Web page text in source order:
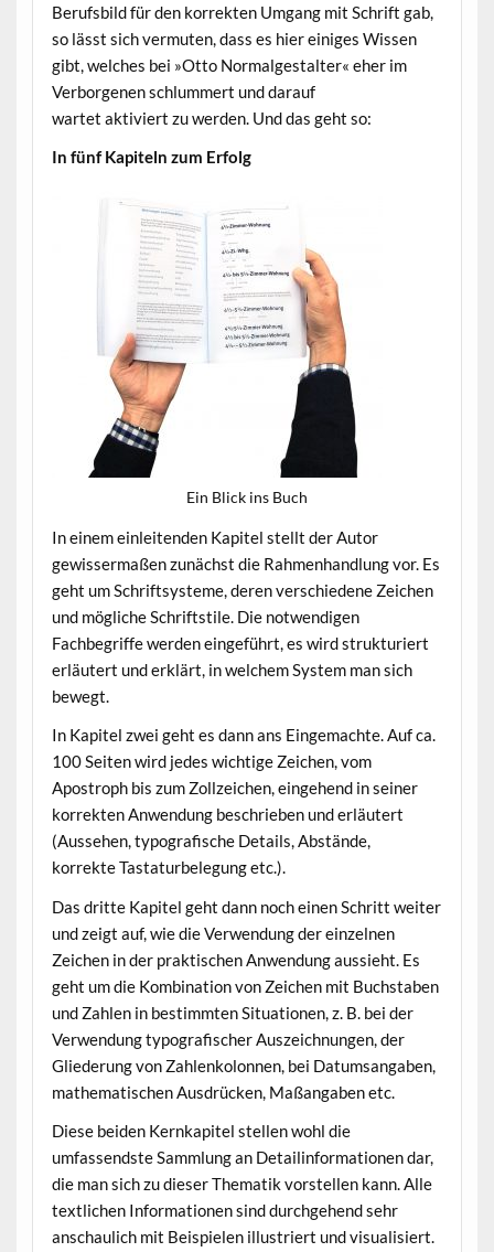
Berufsbild für den korrekten Umgang mit Schrift gab,
so lässt sich vermuten, dass es hier einiges Wissen
gibt, welches bei »Otto Normalgestalter« eher im
Verborgenen schlummert und darauf
wartet aktiviert zu werden. Und das geht so:
In fünf Kapiteln zum Erfolg
Ein Blick ins Buch
In einem einleitenden Kapitel stellt der Autor
gewissermaßen zunächst die Rahmenhandlung vor. Es
geht um Schriftsysteme, deren verschiedene Zeichen
und mögliche Schriftstile. Die notwendigen
Fachbegriffe werden eingeführt, es wird strukturiert
erläutert und erklärt, in welchem System man sich
bewegt.
In Kapitel zwei geht es dann ans Eingemachte. Auf ca.
100 Seiten wird jedes wichtige Zeichen, vom
Apostroph bis zum Zollzeichen, eingehend in seiner
korrekten Anwendung beschrieben und erläutert
(Aussehen, typografische Details, Abstände,
korrekte Tastaturbelegung etc.).
Das dritte Kapitel geht dann noch einen Schritt weiter
und zeigt auf, wie die Verwendung der einzelnen
Zeichen in der praktischen Anwendung aussieht. Es
geht um die Kombination von Zeichen mit Buchstaben
und Zahlen in bestimmten Situationen, z. B. bei der
Verwendung typografischer Auszeichnungen, der
Gliederung von Zahlenkolonnen, bei Datumsangaben,
mathematischen Ausdrücken, Maßangaben etc.
Diese beiden Kernkapitel stellen wohl die
umfassendste Sammlung an Detailinformationen dar,
die man sich zu dieser Thematik vorstellen kann. Alle
textlichen Informationen sind durchgehend sehr
anschaulich mit Beispielen illustriert und visualisiert.